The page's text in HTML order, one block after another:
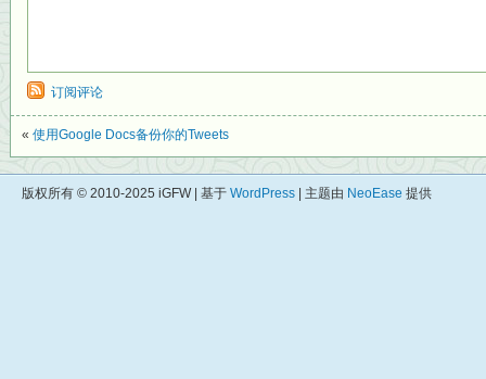
订阅评论
« 使用Google Docs备份你的Tweets
版权所有 © 2010-2025 iGFW | 基于 WordPress | 主题由 NeoEase 提供